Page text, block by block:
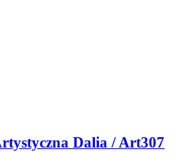
Dalia / Art307